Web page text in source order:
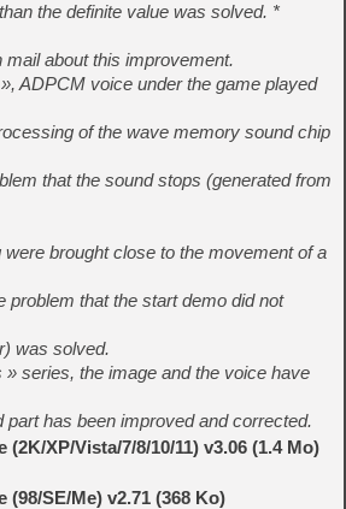
the definite value was solved. *
about this improvement.
ADPCM voice under the game played
of the wave memory sound chip
that the sound stops (generated from
brought close to the movement of a
problem that the start demo did not
was solved.
series, the image and the voice have
part has been improved and corrected.
(2K/XP/Vista/7/8/10/11) v3.06 (1.4 Mo)
(98/SE/Me) v2.71 (368 Ko)